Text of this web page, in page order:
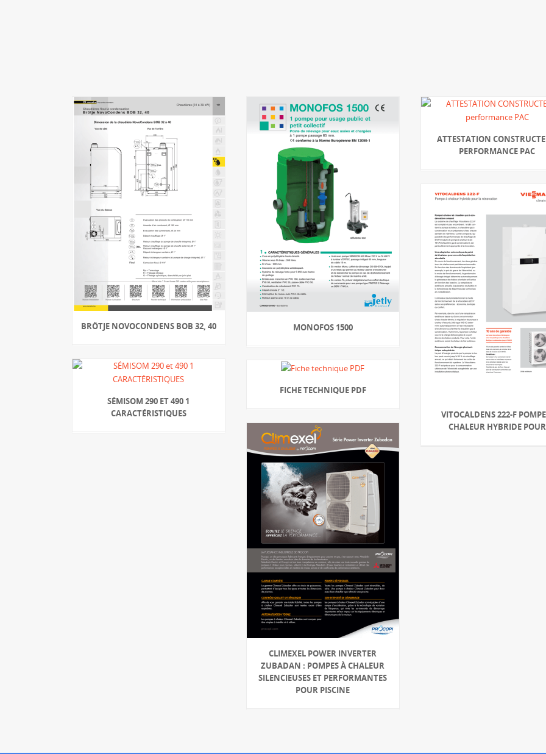
BRÖTJE NOVOCONDENS BOB 32, 40 MONOFOS 1500
ATTESTATION
PERFORMANCE PAC
VITOCALDENS 222-F
CHALEUR HYBRIDE POUR
SÉMISOM 290 ET 490 1
CARACTÉRISTIQUES
FICHE TECHNIQUE PDF
CLIMEXEL POWER INVERTER
ZUBADAN : POMPES À CHALEUR
SILENCIEUSES ET PERFORMANTES
POUR PISCINE